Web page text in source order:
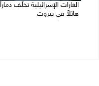
الغارات الإسرائيلية تخلّف دماراً
هائلاً في بيروت